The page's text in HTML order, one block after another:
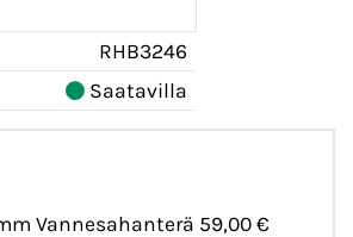
RHB3246
Saatavilla
Vannesahanterä 59,00 €